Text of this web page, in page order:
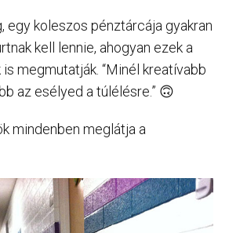
egy koleszos pénztárcája gyakran
kell lennie, ahogyan ezek a
megmutatják. “Minél kreatívabb
az esélyed a túlélésre.” 🙃
mindenben meglátja a